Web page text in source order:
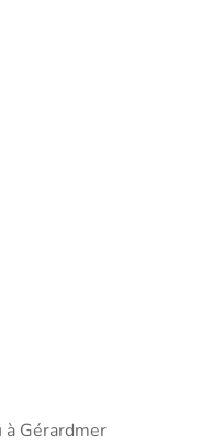
à Gérardmer